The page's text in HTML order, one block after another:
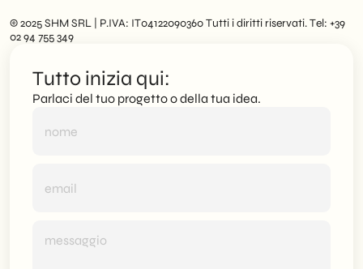
© 2025 SHM SRL | P.IVA: IT04122090360 Tutti i diritti riservati. Tel: +39
02 94 755 349
Tutto inizia qui:
Parlaci del tuo progetto o della tua idea.